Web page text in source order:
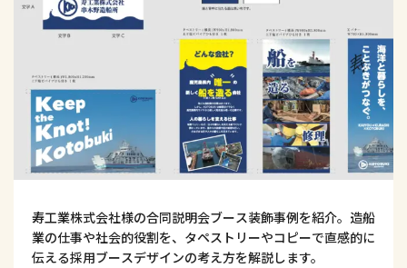
寿工業株式会社様の合同説明会ブース装飾事例を紹介。造船
業の仕事や社会的役割を、タペストリーやコピーで直感的に
伝える採用ブースデザインの考え方を解説します。